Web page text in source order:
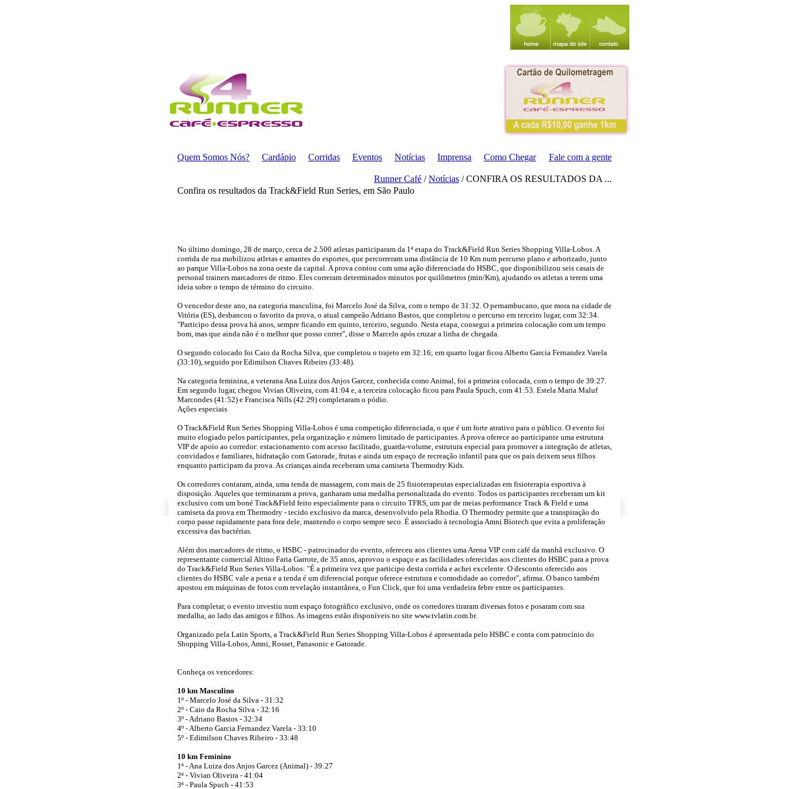
Quem Somos Nós? Cardápio Corridas Eventos Notícias Imprensa Como Chegar Fale com a gente
Runner Café /Notícias / CONFIRA OS RESULTADOS DA ...
Confira os resultados da Track&Field Run Series, em São Paulo
No último domingo, 28 de março, cerca de 2.500 atletas participaram da 1ª etapa do Track&Field Run Series Shopping Villa-Lobos. A
corrida de rua mobilizou atletas e amantes do esportes, que percorreram uma distância de 10 Km num percurso plano e arborizado, junto
ao parque Villa-Lobos na zona oeste da capital. A prova contou com uma ação diferenciada do HSBC, que disponibilizou seis casais de
personal trainers marcadores de ritmo. Eles correram determinados minutos por quilômetros (min/Km), ajudando os atletas a terem uma
ideia sobre o tempo de término do circuito.
O vencedor deste ano, na categoria masculina, foi Marcelo José da Silva, com o tempo de 31:32. O pernambucano, que mora na cidade de
Vitória (ES), desbancou o favorito da prova, o atual campeão Adriano Bastos, que completou o percurso em terceiro lugar, com 32:34.
"Participo dessa prova há anos, sempre ficando em quinto, terceiro, segundo. Nesta etapa, consegui a primeira colocação com um tempo
bom, mas que ainda não é o melhor que posso correr", disse o Marcelo após cruzar a linha de chegada.
O segundo colocado foi Caio da Rocha Silva, que completou o trajeto em 32:16; em quarto lugar ficou Alberto Garcia Fernandez Varela
(33:10), seguido por Edimilson Chaves Ribeiro (33:48).
Na categoria feminina, a veterana Ana Luiza dos Anjos Garcez, conhecida como Animal, foi a primeira colocada, com o tempo de 39:27.
Em segundo lugar, chegou Vivian Oliveira, com 41:04 e, a terceira colocação ficou para Paula Spuch, com 41:53. Estela Maria Maluf
Marcondes (41:52) e Francisca Nills (42:29) completaram o pódio.
Ações especiais
O Track&Field Run Series Shopping Villa-Lobos é uma competição diferenciada, o que é um forte atrativo para o público. O evento foi
muito elogiado pelos participantes, pela organização e número limitado de participantes. A prova oferece ao participante uma estrutura
VIP de apoio ao corredor: estacionamento com acesso facilitado, guarda-volume, estrutura especial para promover a integração de atletas,
convidados e familiares, hidratação com Gatorade, frutas e ainda um espaço de recreação infantil para que os pais deixem seus filhos
enquanto participam da prova. As crianças ainda receberam uma camiseta Thermodry Kids.
Os corredores contaram, ainda, uma tenda de massagem, com mais de 25 fisioterapeutas especializadas em fisioterapia esportiva à
disposição. Aqueles que terminaram a prova, ganharam uma medalha personalizada do evento. Todos os participantes receberam um kit
exclusivo com um boné Track&Field feito especialmente para o circuito TFRS, um par de meias performance Track & Field e uma
camiseta da prova em Thermodry - tecido exclusivo da marca, desenvolvido pela Rhodia. O Thermodry permite que a transpiração do
corpo passe rapidamente para fora dele, mantendo o corpo sempre seco. É associado à tecnologia Amni Biotech que evita a proliferação
excessiva das bactérias.
Além dos marcadores de ritmo, o HSBC - patrocinador do evento, ofereceu aos clientes uma Arena VIP com café da manhã exclusivo. O
representante comercial Altino Faria Garrote, de 35 anos, aprovou o espaço e as facilidades oferecidas aos clientes do HSBC para a prova
do Track&Field Run Series Villa-Lobos: "É a primeira vez que participo desta corrida e achei excelente. O desconto oferecido aos
clientes do HSBC vale a pena e a tenda é um diferencial porque oferece estrutura e comodidade ao corredor", afirma. O banco também
apostou em máquinas de fotos com revelação instantânea, o Fun Click, que foi uma verdadeira febre entre os participantes.
Para completar, o evento investiu num espaço fotográfico exclusivo, onde os corredores tiraram diversas fotos e posaram com sua
medalha, ao lado das amigos e filhos. As imagens estão disponíveis no site www.tvlatin.com.br.
Organizado pela Latin Sports, a Track&Field Run Series Shopping Villa-Lobos é apresentada pelo HSBC e conta com patrocínio do
Shopping Villa-Lobos, Amni, Rosset, Panasonic e Gatorade.
Conheça os vencedores:
10 km Masculino
1º - Marcelo José da Silva - 31:32
2º - Caio da Rocha Silva - 32:16
3º - Adriano Bastos - 32:34
4º - Alberto Garcia Fernandez Varela - 33:10
5º - Edimilson Chaves Ribeiro - 33:48
10 km Feminino
1ª - Ana Luiza dos Anjos Garcez (Animal) - 39:27
2ª - Vivian Oliveira - 41:04
3ª - Paula Spuch - 41:53